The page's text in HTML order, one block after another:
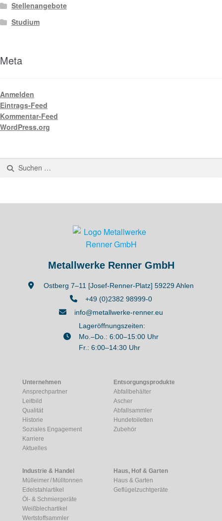
Stellenangebote
Studium
Meta
Anmelden
Eintrags-Feed
Kommentar-Feed
WordPress.org
Metallwerke Renner GmbH
Ostberg 7–11 [Josef-Renner-Platz] 59229 Ahlen
+49 (0)2382 98999-0
info@metallwerke-renner.eu
Lageröffnungszeiten:
Mo.–Do.: 6:00–15:00 Uhr
Fr.: 6:00–14:30 Uhr
Unternehmen
Ansprechpartner
Leitbild
Qualität
Historie
Soziales Engagement
Karriere
Aktuelles
Entsorgungsprodukte
Abfallbehälter
Ascher
Abfallsammler
Hundetoiletten
Zubehör
Industrie & Handel
Mülleimer / Mülltonnen
Edelstahlartikel
Öl- & Schmiergeräte
Weißblechartikel
Wertstoffsammler
Haus, Hof & Garten
Haus & Garten
Geflügelzuchtgeräte